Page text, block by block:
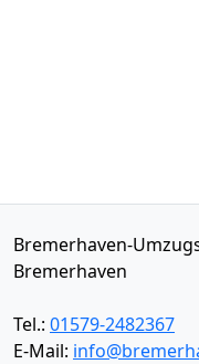
Bremerhaven-
Bremerhaven
Tel.: 01579-2482367
E-Mail: